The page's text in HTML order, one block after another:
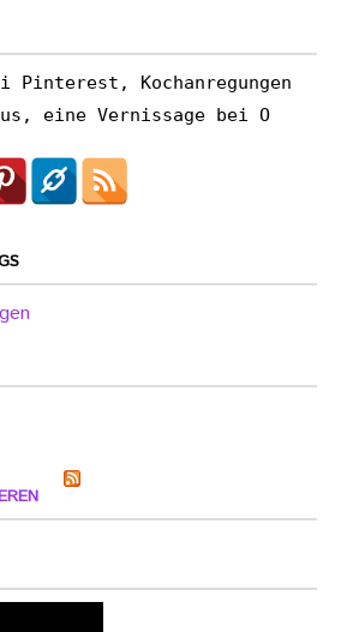
Pinterest, Kochanregungen
eine Vernissage bei O